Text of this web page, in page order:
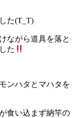
た(T_T)
ながら道具を落と
た
ンハタとマハタを
食い込まず納竿の